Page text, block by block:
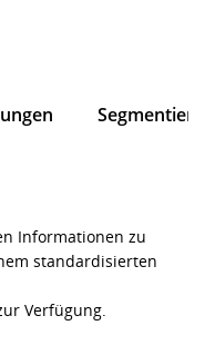
Informationen zu
standardisierten
Verfügung.